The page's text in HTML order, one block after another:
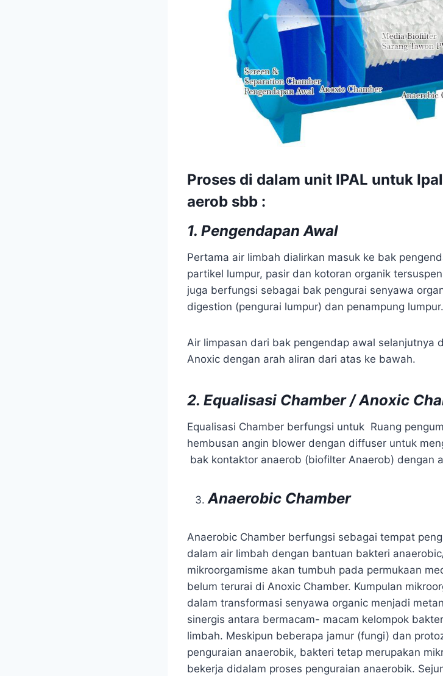
Proses di dalam unit IPAL untuk
aerob sbb :
1. Pengendapan Awal
Pertama air limbah dialirkan masuk ke bak
partikel lumpur, pasir dan kotoran organik
juga berfungsi sebagai bak pengurai senyawa
digestion (pengurai lumpur) dan penampung lumpur.
Air limpasan dari bak pengendap awal selanjutnya
Anoxic dengan arah aliran dari atas ke bawah.
2. Equalisasi Chamber/ Anoxic
Equalisasi Chamber berfungsi untuk Ruang
hembusan angin blower dengan diffuser untuk
bak kontaktor anaerob (biofilter Anaerob) dengan
Anaerobic Chamber
Anaerobic Chamber berfungsi sebagai tempat
dalam air limbah dengan bantuan bakteri
mikroorgamisme akan tumbuh pada permukaan
belum terurai di Anoxic Chamber. Kumpulan
dalam transformasi senyawa organic menjadi
sinergis antara bermacam- macam kelompok
limbah. Meskipun beberapa jamur (fungi) dan
penguraian anaerobik, bakteri tetap merupakan
bekerja didalam proses penguraian anaerobik.